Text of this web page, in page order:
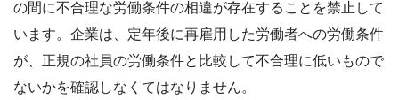
の間に不合理な労働条件の相違が存在することを禁止して
います。企業は、定年後に再雇用した労働者への労働条件
が、正規の社員の労働条件と比較して不合理に低いもので
ないかを確認しなくてはなりません。